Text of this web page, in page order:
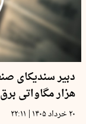
هزار مگاواتی برق
۲۰ خرداد ۱۴۰۵ | ۲۲:۱۱